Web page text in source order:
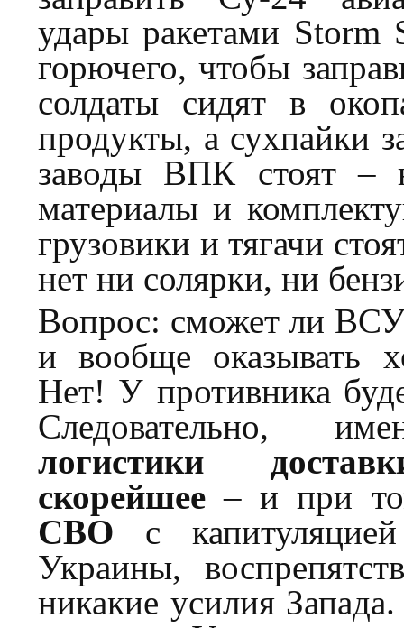
удары ракетами
горючего, чтобы
солдаты сидят в
продукты, а сухпайки
заводы ВПК стоят –
материалы и
грузовики и тягачи
нет ни солярки, ни
Вопрос: сможет ли ВСУ
и вообще оказывать
Нет! У противника
Следовательно,
логистики
скорейшее – и при
СВО с капитуляцией
Украины,
никакие усилия